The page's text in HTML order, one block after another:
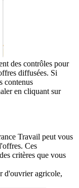
des contrôles pour
diffusées. Si
contenus
en cliquant sur
Travail peut vous
Ces
critères que vous
d'ouvrier agricole,